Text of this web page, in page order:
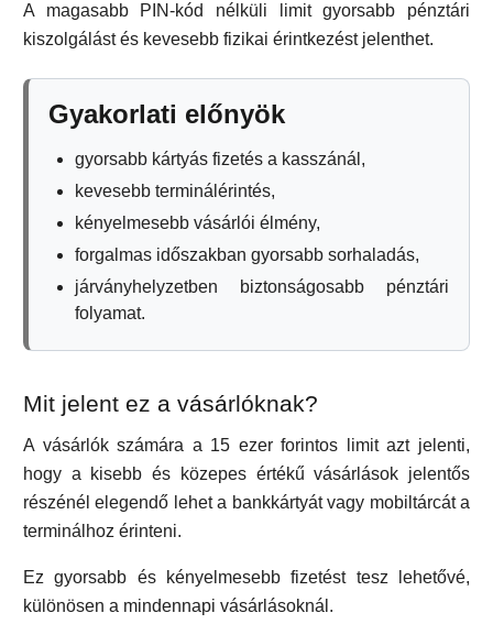
A magasabb PIN-kód nélküli limit gyorsabb pénztári
kiszolgálást és kevesebb fizikai érintkezést jelenthet.
Gyakorlati előnyök
gyorsabb kártyás fizetés a kasszánál,
kevesebb terminálérintés,
kényelmesebb vásárlói élmény,
forgalmas időszakban gyorsabb sorhaladás,
járványhelyzetben biztonságosabb pénztári
folyamat.
Mit jelent ez a vásárlóknak?
A vásárlók számára a 15 ezer forintos limit azt jelenti,
hogy a kisebb és közepes értékű vásárlások jelentős
részénél elegendő lehet a bankkártyát vagy mobiltárcát a
terminálhoz érinteni.
Ez gyorsabb és kényelmesebb fizetést tesz lehetővé,
különösen a mindennapi vásárlásoknál.